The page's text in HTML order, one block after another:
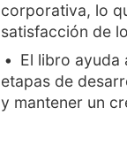
corporativa, lo
satisfacción de
El libro ayuda
etapas de
y mantener un